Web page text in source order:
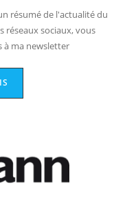
résumé de l'actualité du
réseaux sociaux, vous
à ma newsletter